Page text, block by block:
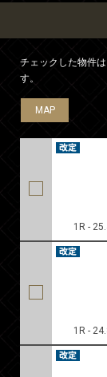
チェックした物件
す。
MAP
1R -
MAP
1R -
MAP
MAP
MAP